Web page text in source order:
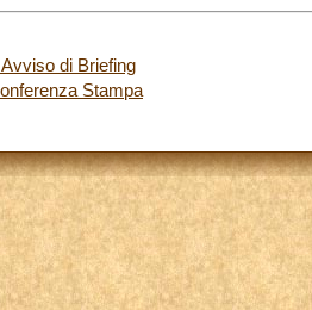
di Briefing
Stampa